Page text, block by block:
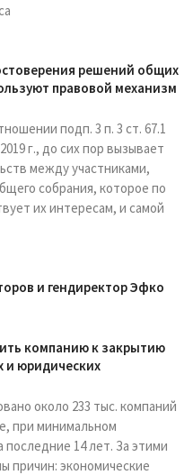
решений общих
правовой механизм
подп. 3 п. 3 ст. 67.1
г., до сих пор вызывает
между участниками,
собрания, которое по
их интересам, и самой
и гендиректор Эфко
компанию к закрытию
и юридических
около 233 тыс. компаний
при минимальном
14 лет. За этими
причин: экономические